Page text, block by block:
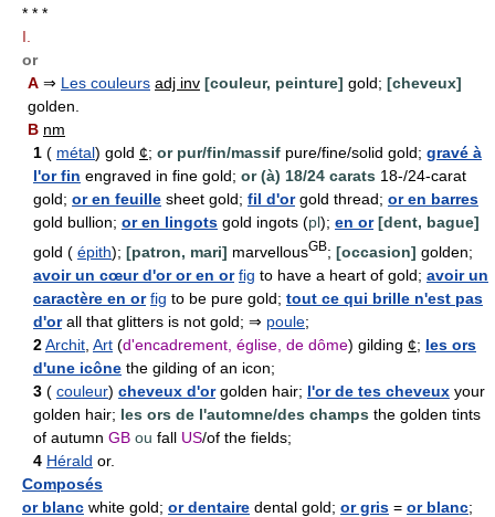
* * *
I.
or
A ⇒ Les couleurs adj inv [couleur, peinture] gold; [cheveux]
golden.
B nm
1 ( métal) gold ¢; or pur/fin/massif pure/fine/solid gold; gravé à
l'or fin engraved in fine gold; or (à) 18/24 carats 18-/24-carat
gold; or en feuille sheet gold; fil d'orgold thread; or en barres
gold bullion; or en lingots gold ingots (pl); en or [dent, bague]
gold ( épith); [patron, mari] marvellousGB; [occasion] golden;
avoir un cœur d'or or en or fig to have a heart of gold; avoir un
caractère en or fig to be pure gold; tout ce qui brille n'est pas
d'orall that glitters is not gold; ⇒ poule;
2Archit Art (d'encadrement, église, de dôme) gilding ¢; les ors
d'une icône the gilding of an icon;
3 ( couleur) cheveux d'orgolden hair; l'or de tes cheveux your
golden hair; les ors de l'automne/des champs the golden tints
of autumn GB ou fall US/of the fields;
4 Hérald or.
Composés
or blanc white gold; or dentaire dental gold; or gris = or blanc;